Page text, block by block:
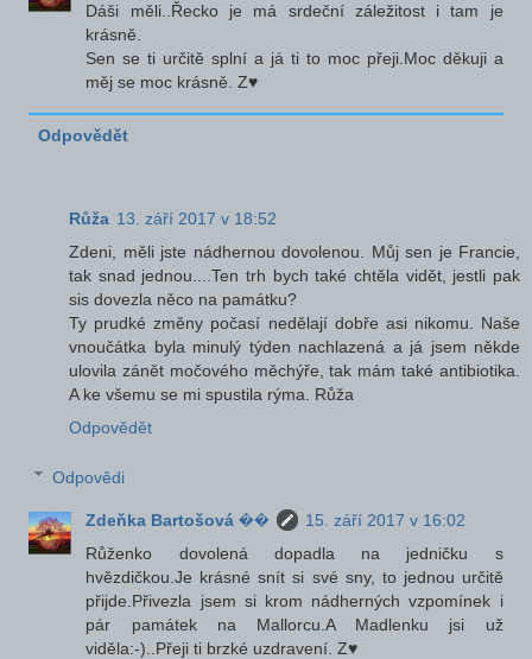
Dáši měli..Řecko je má srdeční záležitost i tam je
krásně.
Sen se ti určitě splní a já ti to moc přeji.Moc děkuji a
měj se moc krásně. Z♥
Odpovědět
Růža 13. září 2017 v 18:52
Zdeni, měli jste nádhernou dovolenou. Můj sen je Francie,
tak snad jednou....Ten trh bych také chtěla vidět, jestli pak
sis dovezla něco na památku?
Ty prudké změny počasí nedělají dobře asi nikomu. Naše
vnoučátka byla minulý týden nachlazená a já jsem někde
ulovila zánět močového měchýře, tak mám také antibiotika.
A ke všemu se mi spustila rýma. Růža
Odpovědět
Odpovědi
Zdeňka Bartošová ��
15. září 2017 v 16:02
Růženko dovolená dopadla na jedničku s
hvězdičkou.Je krásné snít si své sny, to jednou určitě
přijde.Přivezla jsem si krom nádherných vzpomínek i
pár památek na Mallorcu.A Madlenku jsi už
viděla:-)..Přeji ti brzké uzdravení. Z♥